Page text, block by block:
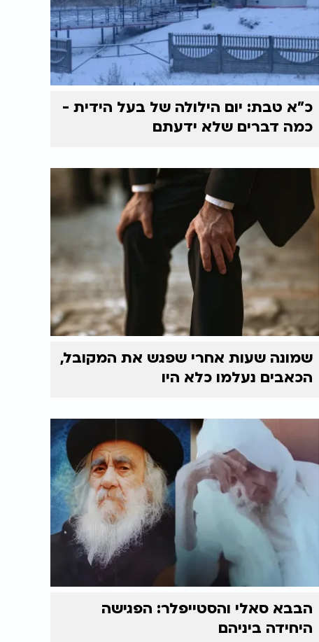
כ"א טבת: יום הילולה של בעל הידית -
כמה דברים שלא ידעתם
שמונה שעות אחרי שפגש את המקובל,
הכאבים נעלמו כלא היו
הבבא סאלי והסטייפלר: הפגישה
היחידה ביניהם